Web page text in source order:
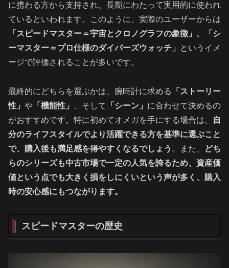
に携わる方から支持され、長期にわたって実用的に使われ
ているといわれます。このように、実際のユーザーからは
「スピードマスター＝宇宙とクロノグラフの象徴」、「シ
ーマスター＝プロ仕様のダイバーズウォッチ」
というイメ
ージで評価されることが多いです。
最終的にどちらを選ぶかは、腕時計に求める
「ストーリー
性」 や 「機能性」 、そして 「シーン」 に合わせて決めるの
がおすすめです。特に初めてオメガを手にする場合は、
自
分のライフスタイルでより活躍できる方を基準に選ぶこと
で、購入後も満足感を得やすくなるでしょう 。また、
どち
らのシリーズも中古市場で一定の人気を誇るため、資産価
値という点でも大きく損をしにくいという声が多く、購入
時の安心感にもつながります。
スピードマスターの歴史